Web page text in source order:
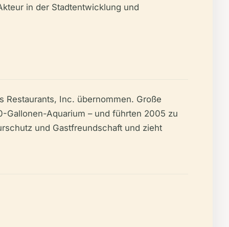
in der Stadtentwicklung und
Inc. übernommen. Große
Gallonen-Aquarium – und führten 2005 zu
und Gastfreundschaft und zieht